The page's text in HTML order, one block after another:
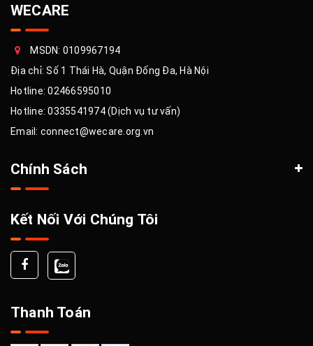
WECARE
MSDN: 0109967194
Địa chỉ: Số 1 Thái Hà, Quận Đống Đa, Hà Nội
Hotline:02466595010
Hotline:0335541974 (Dịch vụ tư vấn)
Email: connect@wecare.org.vn
Chính Sách
Kết Nối Với Chúng Tôi
Thanh Toán